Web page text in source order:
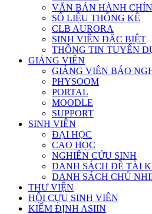
VĂN BẢN HÀNH
SỐ LIỆU THỐNG KÊ
CLB AURORA
SINH VIÊN ĐẶC BIỆT
THÔNG TIN TUYỂN
GIẢNG VIÊN
GIẢNG VIÊN BÁO
PHYSOOM
PORTAL
MOODLE
SUPPORT
SINH VIÊN
ĐẠI HỌC
CAO HỌC
NGHIÊN CỨU SINH
DANH SÁCH ĐỀ TÀI
DANH SÁCH CHỦ
THƯ VIỆN
HỘI CỰU SINH VIÊN
KIỂM ĐỊNH ASIIN